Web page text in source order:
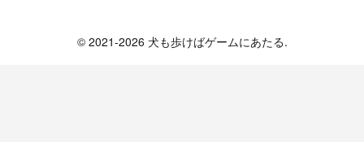
© 2021-2026 犬も歩けばゲームにあたる.